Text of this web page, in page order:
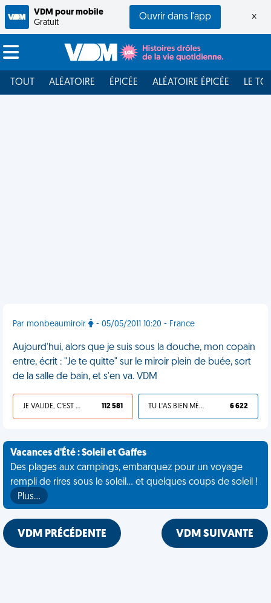
VDM pour mobile
Gratuit
Ouvrir dans l'app ×
TOUT ALÉATOIRE ÉPICÉE ALÉATOIRE ÉPICÉE LE
Par monbeaumiroir - 05/05/2011 10:20 - France
Aujourd'hui, alors que je suis sous la douche, mon copain
entre, écrit : "Je te quitte" sur le miroir plein de buée, sort
de la salle de bain, et s'en va. VDM
JE VALIDE, C'EST UNE VDM 112 581 TU L'AS BIEN MÉRITÉ 6 622
Vacances d'Été : Soleil et Gaffes
Des plages aux campings, embarquez pour un voyage
rempli de rires sous le soleil... et quelques coups de soleil !
Plus…
VDM PRÉCÉDENTE VDM SUIVANTE